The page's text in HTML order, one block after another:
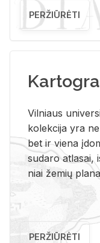
PERŽIŪRĖTI
Vil­niaus
ko­lek­ci­ja yra
bet ir vie­na
su­da­ro at­la­sai,
niai že­mių
PERŽIŪRĖTI